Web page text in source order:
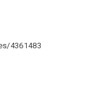
4361483